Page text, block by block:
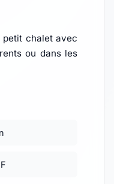
petit chalet avec
ou dans les